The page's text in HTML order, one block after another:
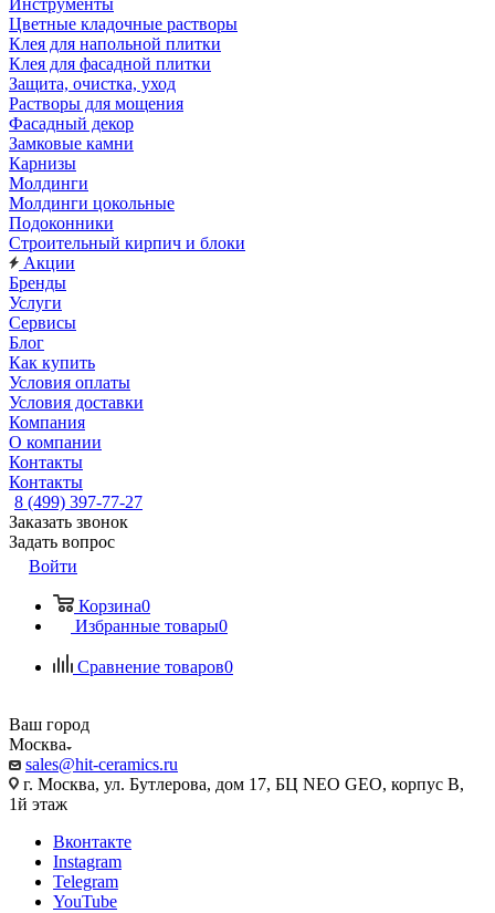
Инструменты
Цветные кладочные растворы
Клея для напольной плитки
Клея для фасадной плитки
Защита, очистка, уход
Растворы для мощения
Фасадный декор
Замковые камни
Карнизы
Молдинги
Молдинги цокольные
Подоконники
Строительный кирпич и блоки
Акции
Бренды
Услуги
Сервисы
Блог
Как купить
Условия оплаты
Условия доставки
Компания
О компании
Контакты
Контакты
8 (499) 397-77-27
Заказать звонок
Задать вопрос
Войти
Корзина0
Избранные товары0
Сравнение товаров0
Ваш город
Москва
sales@hit-ceramics.ru
г. Москва, ул. Бутлерова, дом 17, БЦ NEO GEO, корпус В,
1й этаж
Вконтакте
Instagram
Telegram
YouTube